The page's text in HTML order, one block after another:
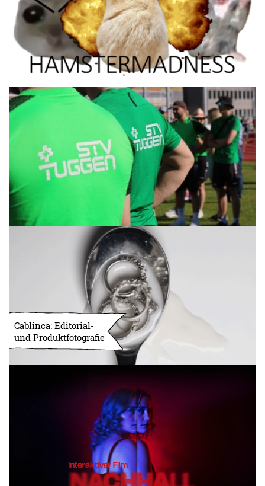
Cablinca: Editorial-
und Produktfotografie